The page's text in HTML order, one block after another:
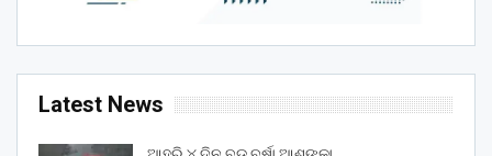
Latest News